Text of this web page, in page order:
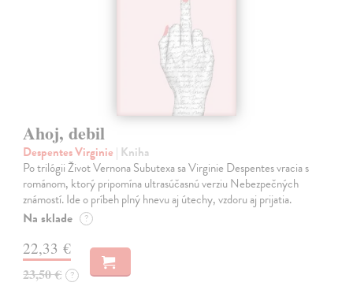
Ahoj, debil
Despentes Virginie | Kniha
Po trilógii Život Vernona Subutexa sa Virginie Despentes vracia s
románom, ktorý pripomína ultrasúčasnú verziu Nebezpečných
známostí. Ide o príbeh plný hnevu aj útechy, vzdoru aj prijatia.
Na sklade ?
22,33 €
23,50 € ?